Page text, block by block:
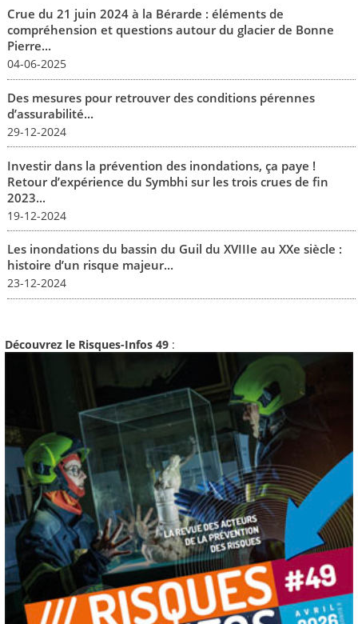
Crue du 21 juin 2024 à la Bérarde : éléments de
compréhension et questions autour du glacier de Bonne
Pierre...
04-06-2025
Des mesures pour retrouver des conditions pérennes
d’assurabilité...
29-12-2024
Investir dans la prévention des inondations, ça paye !
Retour d’expérience du Symbhi sur les trois crues de fin
2023...
19-12-2024
Les inondations du bassin du Guil du XVIIIe au XXe siècle :
histoire d’un risque majeur...
23-12-2024
Découvrez le Risques-Infos 49 :